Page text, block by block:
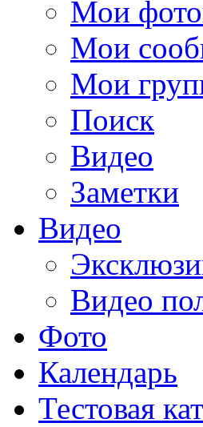
Мои
Мои
Мои
Поиск
Видео
Заметки
Видео
Видео
Фото
Календарь
Тестовая